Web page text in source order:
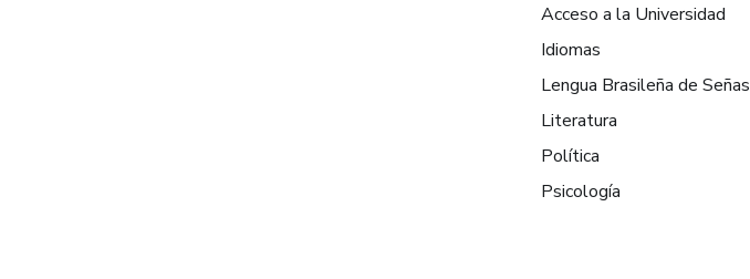
Acceso a la Universidad
Idiomas
Lengua Brasileña de Señas
Literatura
Política
Psicología